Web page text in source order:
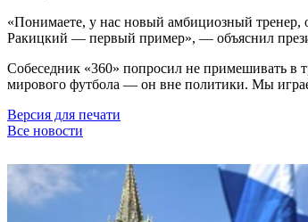
«Понимаете, у нас новый амбициозный
Ракицкий — первый пример», — объяснил
Собеседник «360» попросил не примешивать в
мирового футбола — он вне политики. Мы
Версия для печати
Все новости